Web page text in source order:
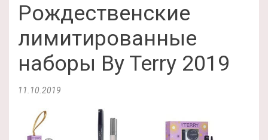
Рождественские
лимитированные
наборы By Terry 2019
11.10.2019